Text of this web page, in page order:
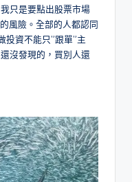
只是要點出股票市場
風險。全部的人都認同
投資不能只”跟單”主
沒發現的，買別人還